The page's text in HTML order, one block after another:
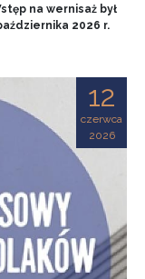
na wernisaż był
2026 r.
12
czerwca
2026